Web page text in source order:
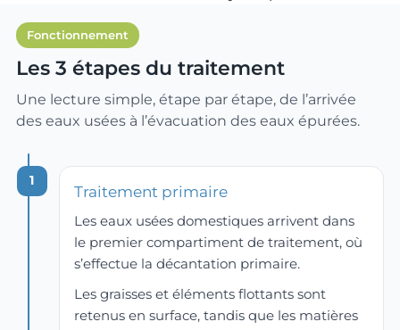
expliq
Un
grand
merci
sionne
l
exemp
très
agréa
ble, à
l’écout
e et
partic
enue
par de
à vous.
🙂
Fonctionnement
Les 3 étapes du traitement
Une lecture simple, étape par étape, de l’arrivée
des eaux usées à l’évacuation des eaux épurées.
1
Traitement primaire
Les eaux usées domestiques arrivent dans
le premier compartiment de traitement, où
s’effectue la décantation primaire.
Les graisses et éléments flottants sont
retenus en surface, tandis que les matières